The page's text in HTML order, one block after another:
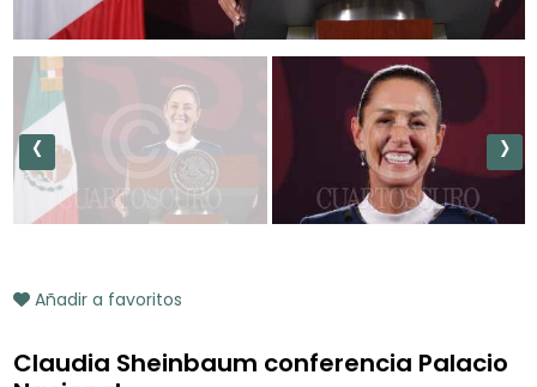
‹ ›
Añadir a favoritos
Claudia Sheinbaum conferencia Palacio